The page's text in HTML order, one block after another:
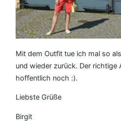
Mit dem Outfit tue ich mal so
und wieder zurück. Der
hoffentlich noch :).
Liebste Grüße
Birgit